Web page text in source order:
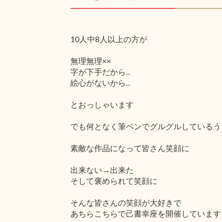
10人中8人以上の方が
無理無理××
字が下手だから‥
絵心がないから‥
とおっしゃいます
でも何となく筆ペンでグルグルしている
素敵な作品になって皆さん笑顔に
出来ない→出来た
そして褒められて笑顔に
そんな皆さんの笑顔が大好きで
あちらこちらで己書幸座を開催しています